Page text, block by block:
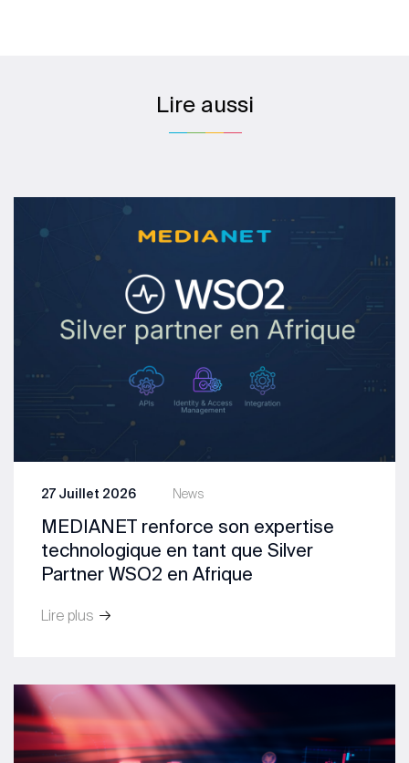
Lire aussi
News
27 Juillet 2026
MEDIANET renforce son expertise
technologique en tant que Silver
Partner WSO2 en Afrique
Lire plus